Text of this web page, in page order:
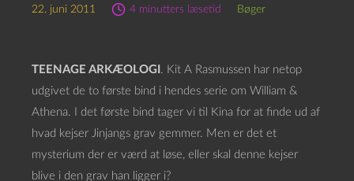
22. juni 2011 4 minutters læsetid Bøger
TEENAGE ARKÆOLOGI . Kit A Rasmussen har netop
udgivet de to første bind i hendes serie om William &
Athena. I det første bind tager vi til Kina for at finde ud af
hvad kejser Jinjangs grav gemmer. Men er det et
mysterium der er værd at løse, eller skal denne kejser
blive i den grav han ligger i?